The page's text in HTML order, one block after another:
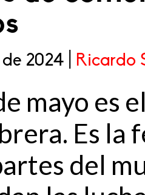
2024 | Ricardo
mayo es
Es la
del